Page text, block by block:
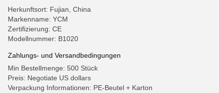
Herkunftsort: Fujian, China
Markenname: YCM
Zertifizierung: CE
Modellnummer: B1020
Zahlungs- und Versandbedingungen
Min Bestellmenge: 500 Stück
Preis: Negotiate US dollars
Verpackung Informationen: PE-Beutel + Karton